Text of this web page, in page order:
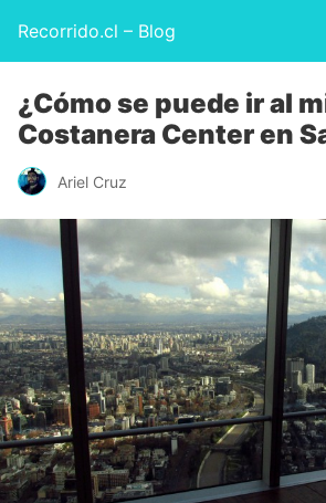
Recorrido.cl – Blog
¿Cómo se puede ir al
Costanera Center en
Ariel Cruz